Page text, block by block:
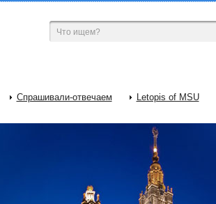
Спрашивали-отвечаем Letopis of MSU